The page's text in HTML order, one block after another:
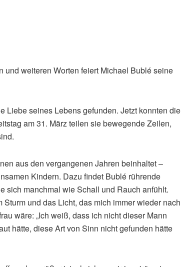
und weiteren Worten feiert Michael Bublé seine
Liebe seines Lebens gefunden. Jetzt konnten die
am 31. März teilen sie bewegende Zeilen,
aus den vergangenen Jahren beinhaltet –
Kindern. Dazu findet Bublé rührende
sich manchmal wie Schall und Rauch anfühlt.
und das Licht, das mich immer wieder nach
wäre: „Ich weiß, dass ich nicht dieser Mann
hätte, diese Art von Sinn nicht gefunden hätte